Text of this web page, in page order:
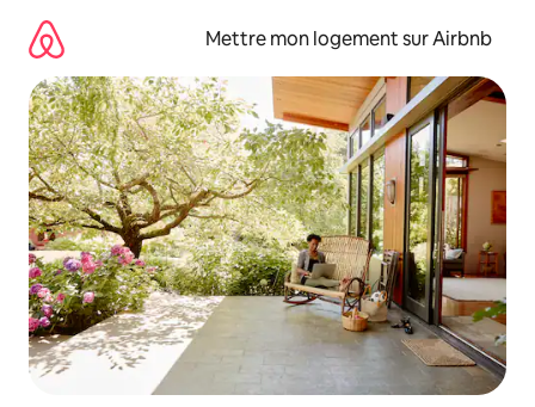
directement
contenu
Mettre mon logement sur Airbnb